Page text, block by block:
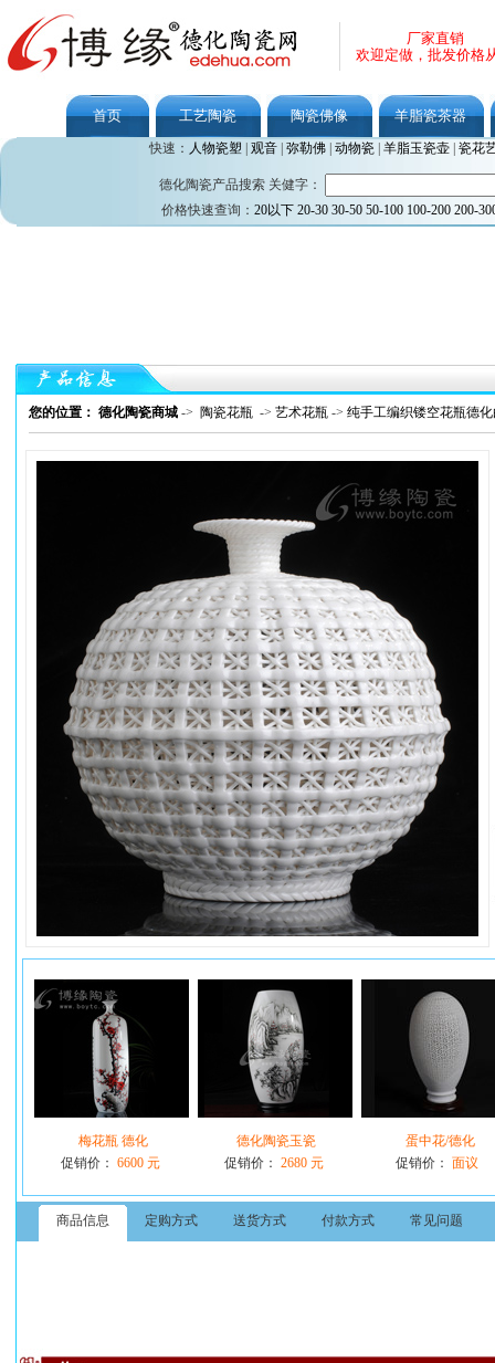
厂家直销
欢迎定做，批发价格
首页 工艺陶瓷 陶瓷佛像 羊脂瓷茶器
快速： 人物瓷塑 观音| 弥勒佛| 动物瓷| 羊脂玉瓷壶| 瓷花
德化陶瓷产品搜索 关健字：
价格快速查询： 20以下 20-30 30-50 50-100 100-200 200-
您的位置： 德化陶瓷商城 -> 陶瓷花瓶 -> 艺术花瓶 -> 纯手工编织镂空花瓶德
梅花瓶 德化
促销价： 6600 元
德化陶瓷玉瓷
促销价： 2680 元
蛋中花/德化
促销价： 面议
商品信息 定购方式 送货方式 付款方式 常见问题